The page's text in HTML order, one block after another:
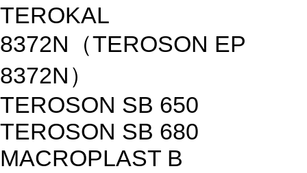
TEROKAL
8372N（TEROSON EP
8372N）
TEROSON SB 650
TEROSON SB 680
MACROPLAST B